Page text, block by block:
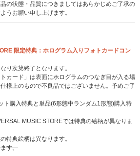
の状態・品質につきましてはあらかじめご了承の
うお願い申し上げます。
限定特典：ホログラム入りフォトカードコン
り次第終了となります。
カード」は表面にホログラムのつなぎ目が入る場
様上のもので不良品ではございません。予めご了
購入特典と単品(6形態中ランダム1形態)購入特
MUSIC STOREでは特典の絵柄が異なりま
特典絵柄は異なります。
す。